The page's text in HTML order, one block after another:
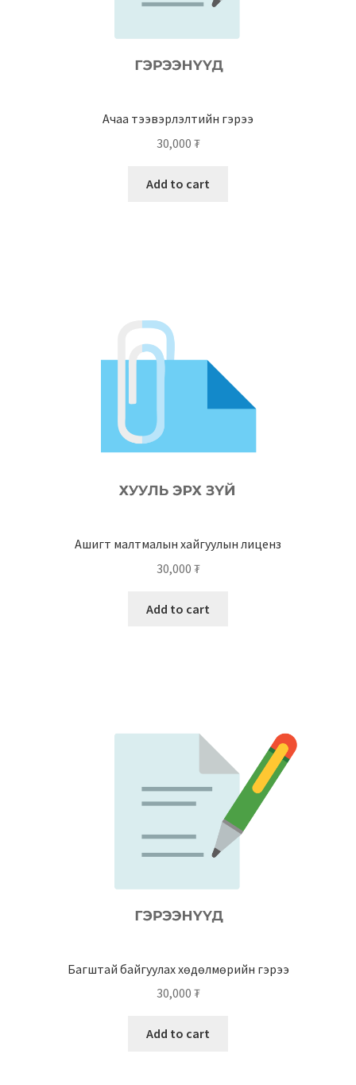
Ачаа тээвэрлэлтийн гэрээ
30,000 ₮
Add to cart
Ашигт малтмалын хайгуулын лиценз
30,000 ₮
Add to cart
Багштай байгуулах хөдөлмөрийн гэрээ
30,000 ₮
Add to cart